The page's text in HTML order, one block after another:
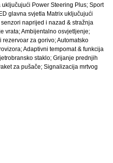
Power Steering Plus; Sport
glavna svjetla Matrix uključujući
naprijed i nazad & stražnja
vrata; Ambijentalno osvjetljenje;
za gorivo; Automatsko
Adaptivni tempomat & funkcija
staklo; Grijanje prednjih
za pušače; Signalizacija mrtvog